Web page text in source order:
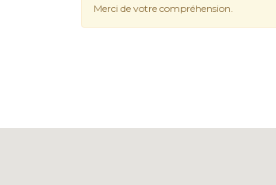
Merci de votre compréhension.